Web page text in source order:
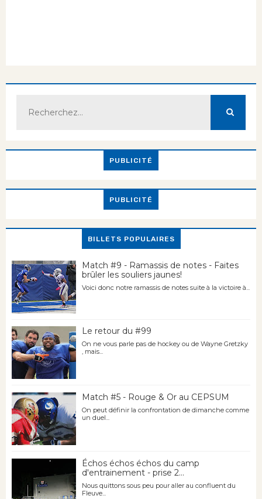
PUBLICITÉ
PUBLICITÉ
BILLETS POPULAIRES
Match #9 - Ramassis de notes - Faites
brûler les souliers jaunes!
Voici donc notre ramassis de notes suite à la victoire à...
Le retour du #99
On ne vous parle pas de hockey ou de Wayne Gretzky
, mais...
Match #5 - Rouge & Or au CEPSUM
On peut définir la confrontation de dimanche comme
un duel...
Échos échos échos du camp
d'entrainement - prise 2...
Nous quittons sous peu pour aller au confluent du
Fleuve...